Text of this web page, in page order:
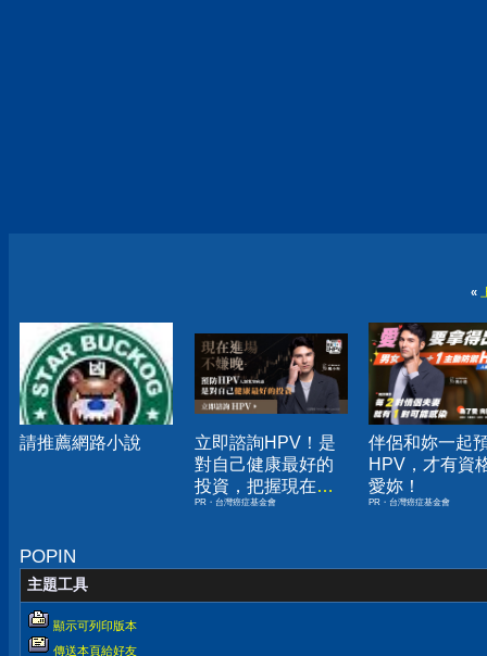
«
請推薦網路小說
立即諮詢HPV！是
對自己健康最好的
投資，把握現在不
嫌晚！
PR・台灣癌症基金會
伴侶和妳一起
HPV，才有資
愛妳！
PR・台灣癌症基金會
POPIN
主題工具
顯示可列印版本
傳送本頁給好友